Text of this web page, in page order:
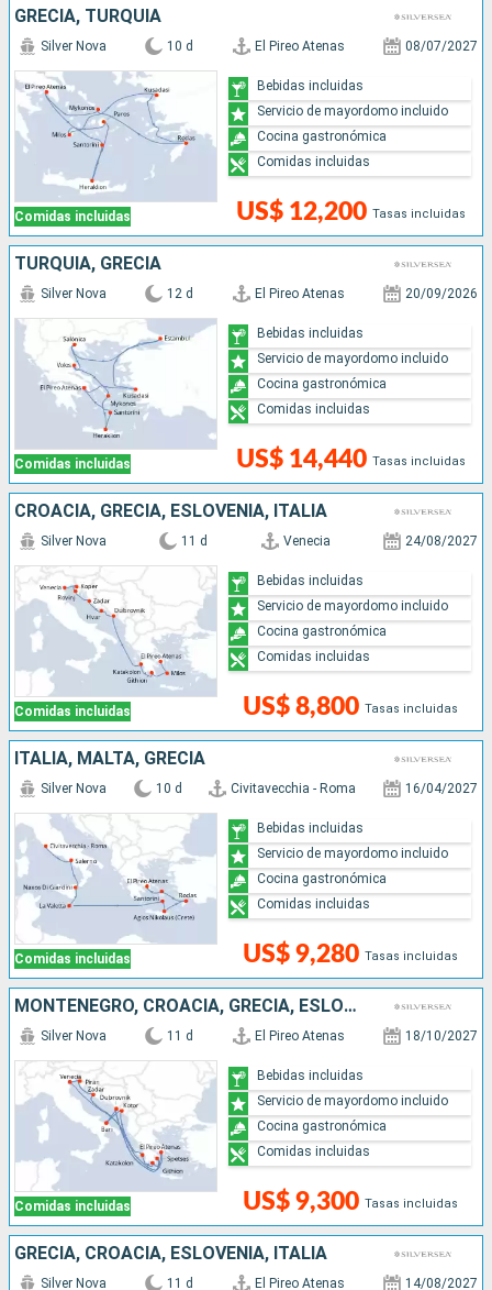
GRECIA, TURQUÍA
Comidas incluidas
Silver Nova 10 d El Pireo Atenas 08/07/2027
US$ 12,200 Tasas incluidas
Bebidas incluidas
Servicio de mayordomo incluido
Cocina gastronómica
Comidas incluidas
TURQUÍA, GRECIA
Comidas incluidas
Silver Nova 12 d El Pireo Atenas 20/09/2026
US$ 14,440 Tasas incluidas
Bebidas incluidas
Servicio de mayordomo incluido
Cocina gastronómica
Comidas incluidas
CROACIA, GRECIA, ESLOVENIA, ITALIA
Comidas incluidas
Silver Nova 11 d Venecia 24/08/2027
US$ 8,800 Tasas incluidas
Bebidas incluidas
Servicio de mayordomo incluido
Cocina gastronómica
Comidas incluidas
ITALIA, MALTA, GRECIA
Comidas incluidas
Silver Nova 10 d Civitavecchia - Roma 16/04/2027
US$ 9,280 Tasas incluidas
Bebidas incluidas
Servicio de mayordomo incluido
Cocina gastronómica
Comidas incluidas
MONTENEGRO, CROACIA, GRECIA, ESLOVENIA, ITALIA
Comidas incluidas
Silver Nova 11 d El Pireo Atenas 18/10/2027
US$ 9,300 Tasas incluidas
Bebidas incluidas
Servicio de mayordomo incluido
Cocina gastronómica
Comidas incluidas
GRECIA, CROACIA, ESLOVENIA, ITALIA
Silver Nova 11 d El Pireo Atenas 14/08/2027